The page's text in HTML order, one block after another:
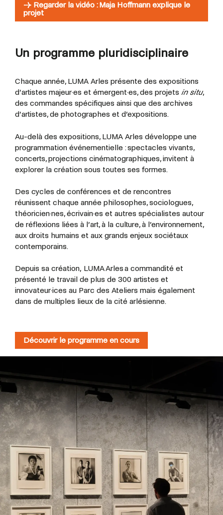
→ Regarder la vidéo : Maja Hoffmann explique le
projet
Un programme pluridisciplinaire
Chaque année, LUMA Arles présente des expositions
d’artistes majeur·es et émergent·es, des projets in situ,
des commandes spécifiques ainsi que des archives
d’artistes, de photographes et d’expositions.
Au-delà des expositions, LUMA Arles développe une
programmation événementielle : spectacles vivants,
concerts, projections cinématographiques, invitent à
explorer la création sous toutes ses formes.
Des cycles de conférences et de rencontres
réunissent chaque année philosophes, sociologues,
théoricien·nes, écrivain·es et autres spécialistes autour
de réflexions liées à l’art, à la culture, à l’environnement,
aux droits humains et aux grands enjeux sociétaux
contemporains.
Depuis sa création, LUMA Arles a commandité et
présenté le travail de plus de 300 artistes et
innovateur·ices au Parc des Ateliers mais également
dans de multiples lieux de la cité arlésienne.
Découvrir le programme en cours